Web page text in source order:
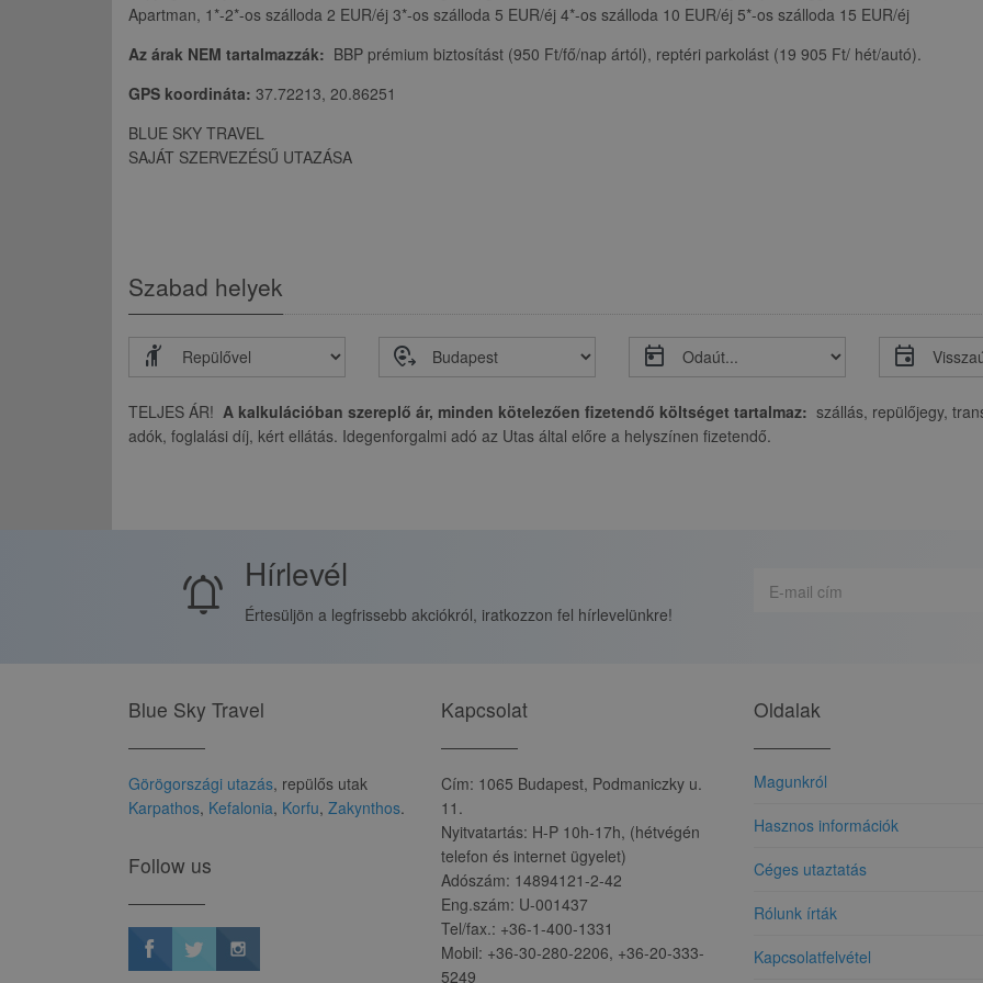
Apartman, 1*-2*-os szálloda 2 EUR/éj 3*-os szálloda 5 EUR/éj 4*-os szálloda 10 EUR/éj 5*-os szálloda 15 EUR/éj
Az árak NEM tartalmazzák: BBP prémium biztosítást (950 Ft/fő/nap ártól), reptéri parkolást (19 905 Ft/ hét/autó).
GPS koordináta: 37.72213, 20.86251
BLUE SKY TRAVEL
SAJÁT SZERVEZÉSŰ UTAZÁSA
Szabad helyek
hail move_location today event
TELJES ÁR! A kalkulációban szereplő ár, minden kötelezően fizetendő költséget tartalmaz: szállás, repülőjegy,
adók, foglalási díj, kért ellátás. Idegenforgalmi adó az Utas által előre a helyszínen fizetendő.
notifications_active Hírlevél
Értesüljön a legfrissebb akciókról, iratkozzon fel hírlevelünkre!
Blue Sky Travel
Görögországi utazás, repülős utak
Karpathos, Kefalonia, Korfu, Zakynthos.
Follow us
Kapcsolat
Cím: 1065 Budapest, Podmaniczky u.
11.
Nyitvatartás: H-P 10h-17h, (hétvégén
telefon és internet ügyelet)
Adószám: 14894121-2-42
Eng.szám: U-001437
Tel/fax.: +36-1-400-1331
Mobil: +36-30-280-2206, +36-20-333-
5249
Oldalak
Magunkról
Hasznos információk
Céges utaztatás
Rólunk írták
Kapcsolatfelvétel